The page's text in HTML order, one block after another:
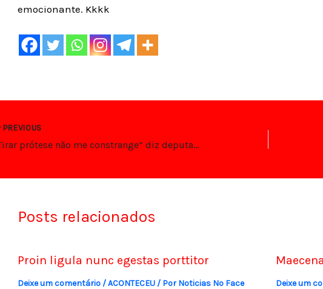
emocionante. Kkkk
PREVIOUS
“Tirar prótese não me constrange” diz deputada defendendo Michele Bolsonaro
Posts relacionados
Proin ligula nunc egestas porttitor
Deixe um comentário /ACONTECEU/ Por Noticias No Face Deixe um